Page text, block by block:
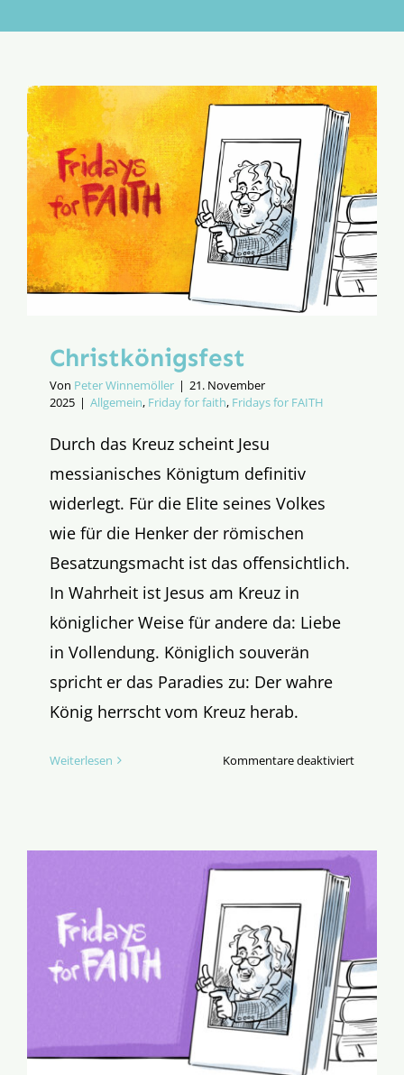
Aktion
Christkönigsfest
Von Peter Winnemöller | 21. November
2025 | Allgemein, Friday for faith, Fridays for FAITH
Durch das Kreuz scheint Jesu
messianisches Königtum definitiv
widerlegt. Für die Elite seines Volkes
wie für die Henker der römischen
Besatzungsmacht ist das offensichtlich.
In Wahrheit ist Jesus am Kreuz in
königlicher Weise für andere da: Liebe
in Vollendung. Königlich souverän
spricht er das Paradies zu: Der wahre
König herrscht vom Kreuz herab.
Weiterlesen Kommentare deaktiviertfür